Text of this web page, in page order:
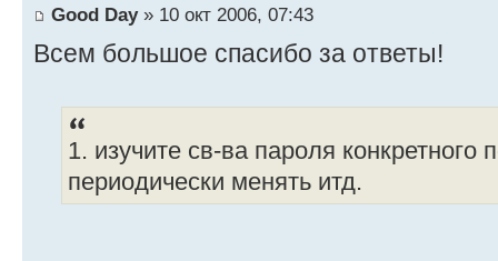
Good Day» 10 окт 2006, 07:43
Всем большое спасибо за ответы!
1. изучите св-ва пароля конкретного
периодически менять итд.